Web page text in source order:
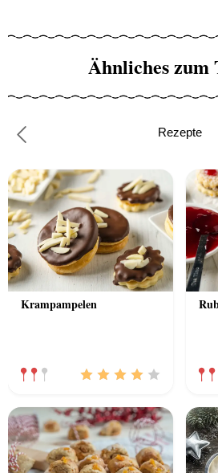
Ähnliches zum
Rezepte
Krampampelen